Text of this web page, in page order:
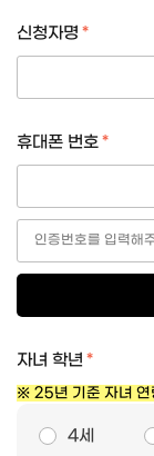
신청자명
휴대폰 번호
자녀 학년
※ 25년 기준 자녀 연
4세